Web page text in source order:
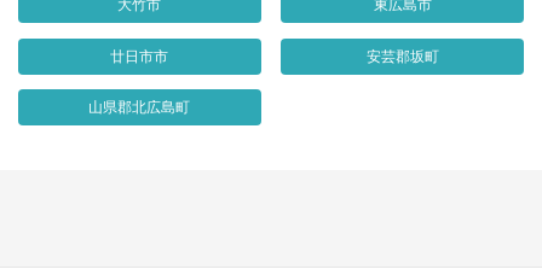
大竹市 東広島市
廿日市市 安芸郡坂町
山県郡北広島町